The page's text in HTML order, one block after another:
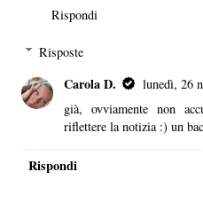
Rispondi
Risposte
Carola D.
lunedì, 26
già, ovviamente non
riflettere la notizia :) un
Rispondi